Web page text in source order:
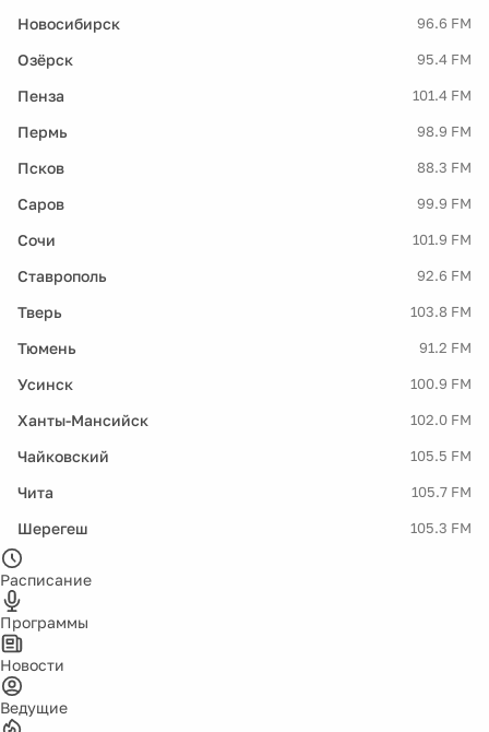
Новосибирск 96.6 FM
Озёрск 95.4 FM
Пенза 101.4 FM
Пермь 98.9 FM
Псков 88.3 FM
Саров 99.9 FM
Сочи 101.9 FM
Ставрополь 92.6 FM
Тверь 103.8 FM
Тюмень 91.2 FM
Усинск 100.9 FM
Ханты-Мансийск 102.0 FM
Чайковский 105.5 FM
Чита 105.7 FM
Шерегеш 105.3 FM
Расписание
Программы
Новости
Ведущие